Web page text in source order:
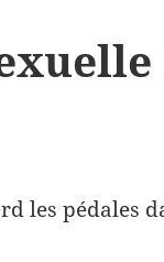
les pédales